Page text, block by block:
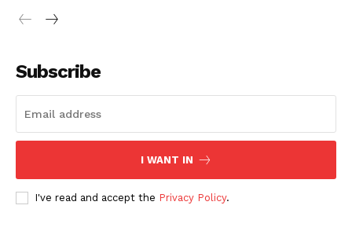
Subscribe
I WANT IN
I've read and accept the Privacy Policy.